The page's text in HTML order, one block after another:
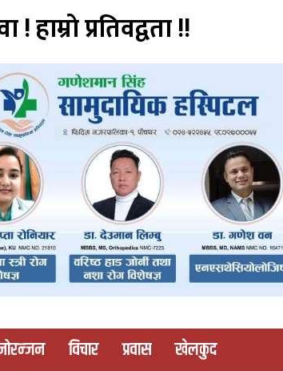
प्रतिवद्वता !!
विचार प्रवास खेलकुद